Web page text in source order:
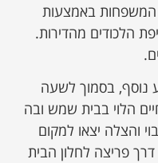
המשפחות באמצעות
הלכודים מהדירות.
נוסף, בסמוך לשעה
חיים הלוי בבית שמש ובה
הבית, 3 צוותי כיבוי והצלה יצאו למקום
פריצה לחלון הבית